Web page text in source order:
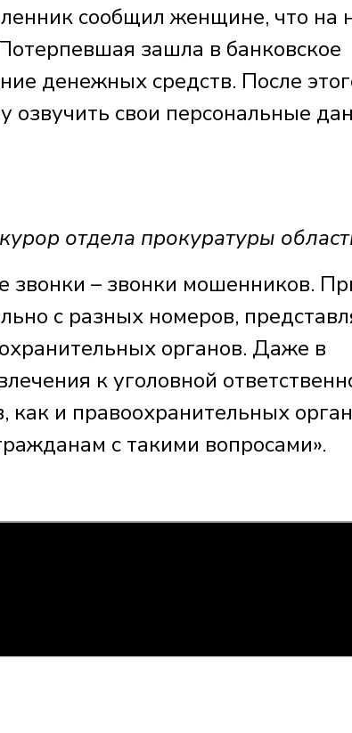
сообщил женщине, что на
зашла в банковское
денежных средств. После
свои персональные
отдела прокуратуры
звонки – звонки мошенников.
с разных номеров,
органов. Даже в
к уголовной
и правоохранительных
с такими вопросами».